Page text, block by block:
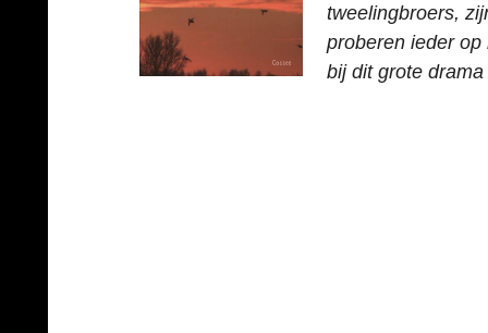
tweelingbroers,
proberen ieder
bij dit grote